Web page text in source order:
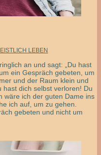
LEBEN
an und sagt: „Du hast
ein Gespräch gebeten, um
und der Raum klein und
hast dich selbst verloren! Du
wäre ich der guten Dame ins
ich auf, um zu gehen.
gebeten und nicht um